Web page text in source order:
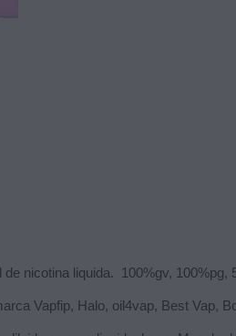
nicotina liquida. 100%gv, 100%pg,
Vapfip, Halo, oil4vap, Best Vap,